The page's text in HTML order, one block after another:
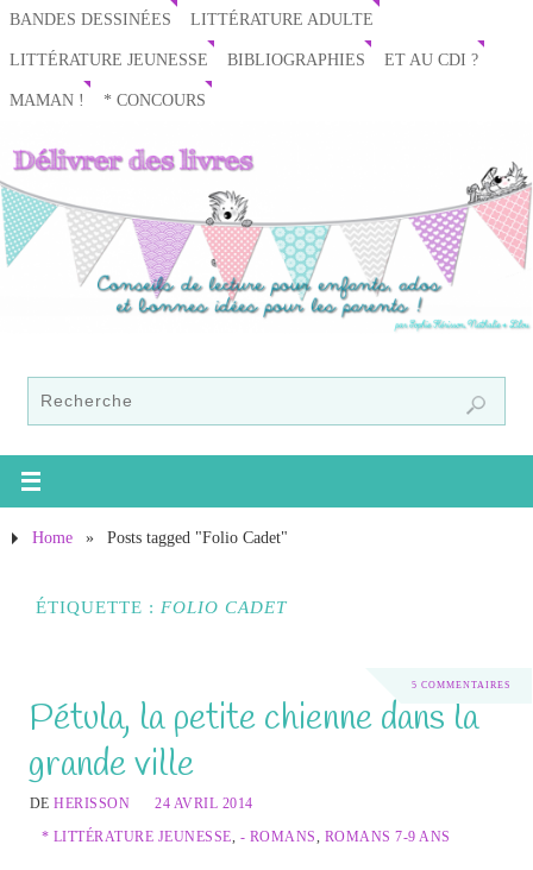
BANDES DESSINÉES LITTÉRATURE ADULTE
LITTÉRATURE JEUNESSE BIBLIOGRAPHIES ET AU CDI ?
MAMAN ! * CONCOURS
Home » Posts tagged "Folio Cadet"
ÉTIQUETTE : FOLIO CADET
5 COMMENTAIRES
Pétula, la petite chienne dans la
grande ville
DEHERISSON
24 AVRIL 2014
* LITTÉRATURE JEUNESSE, - ROMANS, ROMANS 7-9 ANS